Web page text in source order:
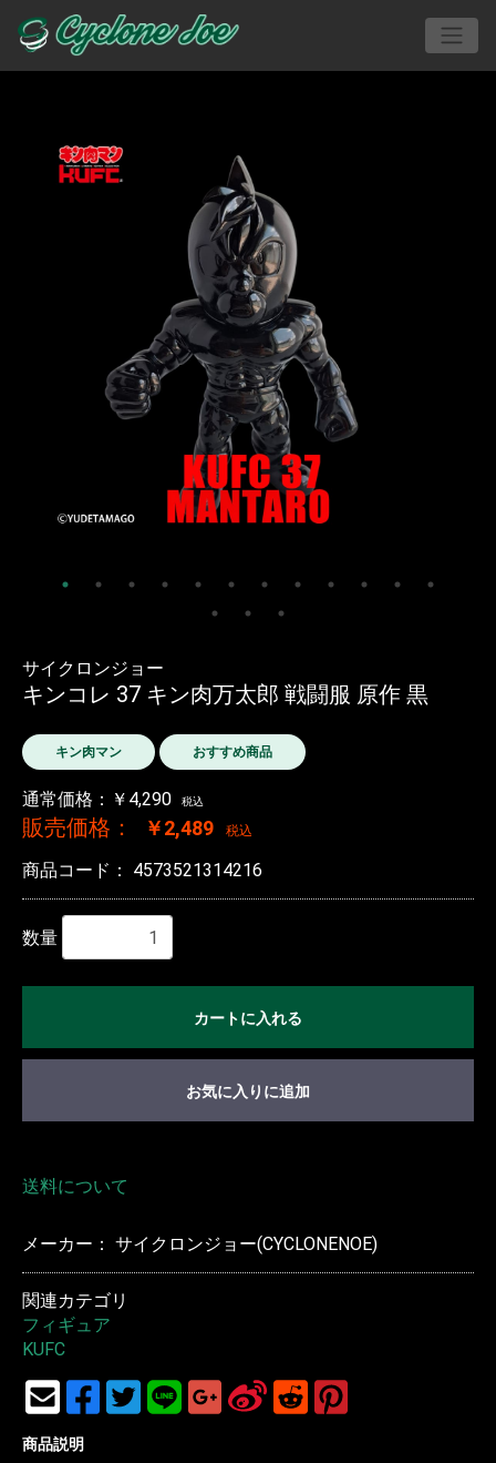
サイクロンジョー
キンコレ 37 キン肉万太郎 戦闘服 原作 黒
キン肉マン おすすめ商品
通常価格：￥4,290 税込
販売価格： ￥2,489 税込
商品コード： 4573521314216
数量
カートに入れる
お気に入りに追加
送料について
メーカー： サイクロンジョー(CYCLONENOE)
関連カテゴリ
フィギュア
KUFC
商品説明